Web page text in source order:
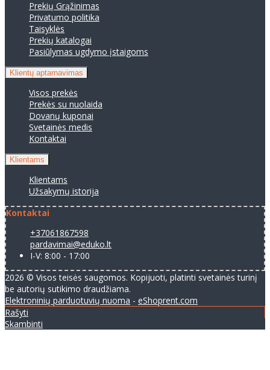
Prekių Grąžinimas
Privatumo politika
Taisyklės
Prekių katalogai
Pasiūlymas ugdymo įstaigoms
Klientų aptarnavimas
Visos prekės
Prekės su nuolaida
Dovanų kuponai
Svetainės medis
Kontaktai
Klientams
Klientams
Užsakymų istorija
Kontaktai
+37061867598
pardavimai@eduko.lt
I-V: 8:00 - 17:00
2026 © Visos teisės saugomos. Kopijuoti, platinti svetainės turinį
be autorių sutikimo draudžiama.
Elektroninių parduotuvių nuoma - eShoprent.com
Rašyti
Skambinti